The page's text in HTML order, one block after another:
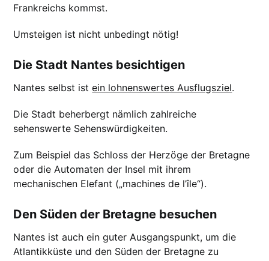
Frankreichs kommst.
Umsteigen ist nicht unbedingt nötig!
Die Stadt Nantes besichtigen
Nantes selbst istein lohnenswertes Ausflugsziel.
Die Stadt beherbergt nämlich zahlreiche
sehenswerte Sehenswürdigkeiten.
Zum Beispiel das Schloss der Herzöge der Bretagne
oder die Automaten der Insel mit ihrem
mechanischen Elefant („machines de l’île“).
Den Süden der Bretagne besuchen
Nantes ist auch ein guter Ausgangspunkt, um die
Atlantikküste und den Süden der Bretagne zu